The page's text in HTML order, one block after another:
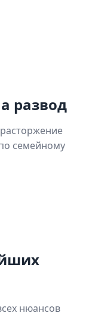
развод
семейному
нюансов